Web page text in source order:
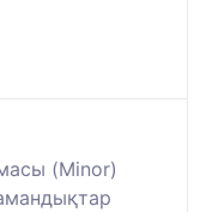
(Minor)